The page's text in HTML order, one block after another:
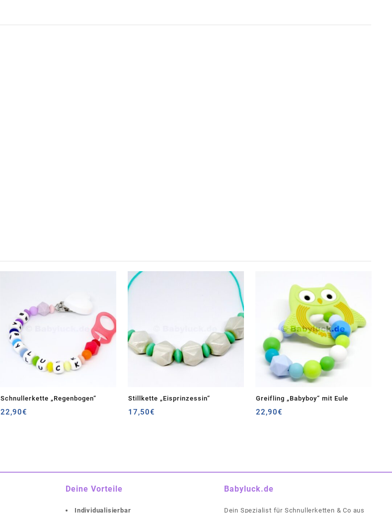
Schnullerkette „Regenbogen“
22,90€
Stillkette „Eisprinzessin“
17,50€
Greifling „Babyboy“ mit Eule
22,90€
Deine Vorteile
Individualisierbar
Babyluck.de
Dein Spezialist für Schnullerketten & Co aus